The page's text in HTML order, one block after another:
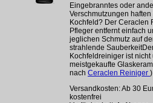
Eingebranntes oder
Verschmutzungen haften
Kochfeld? Der Ceraclen
Pfleger entfernt einfach
jeglichen Schmutz auf
strahlende
Kochfeldreiniger ist nicht
meistgekaufte
nach Ceraclen Reiniger )
Versandkosten: Ab 30
kostenfrei